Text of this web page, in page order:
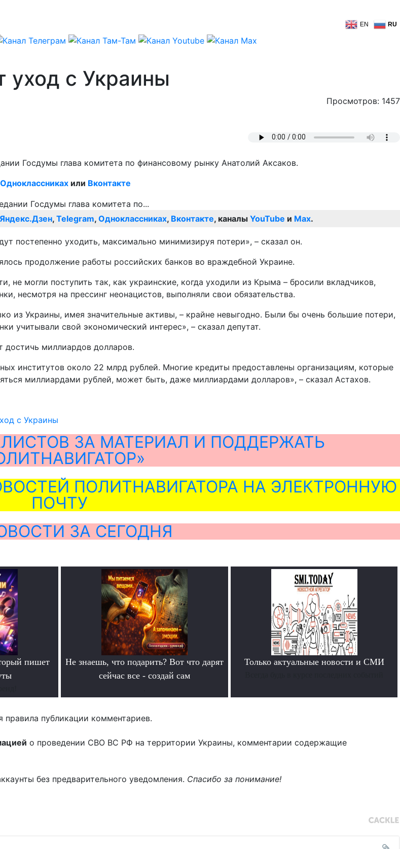
EN RU
уход с Украины
Просмотров: 1457
Госдумы глава комитета по финансовому рынку Анатолий Аксаков.
Одноклассниках или Вконтакте
Яндекс.Дзен, Telegram, Одноклассниках, Вконтакте, каналы YouTube и Max.
постепенно уходить, максимально минимизируя потери», – сказал он.
продолжение работы российских банков во враждебной Украине.
могли поступить так, как украинские, когда уходили из Крыма – бросили вкладчиков,
несмотря на прессинг неонацистов, выполняли свои обязательства.
из Украины, имея значительные активы, – крайне невыгодно. Были бы очень большие потери,
учитывали свой экономический интерес», – сказал депутат.
миллиардов долларов.
институтов около 22 млрд рублей. Многие кредиты предоставлены организациям, которые
миллиардами рублей, может быть, даже миллиардами долларов», – сказал Астахов.
с Украины
ЗА МАТЕРИАЛ И ПОДДЕРЖАТЬ
ПОЛИТНАВИГАТОРА НА ЭЛЕКТРОННУЮ
ПОЧТУ
ЗА СЕГОДНЯ
пишет
Не знаешь, что подарить? Вот что дарят
сейчас все - создай сам
Только актуальные новости и СМИ
публикации комментариев.
о проведении СВО ВС РФ на территории Украины, комментарии содержащие
без предварительного уведомления. Спасибо за понимание!